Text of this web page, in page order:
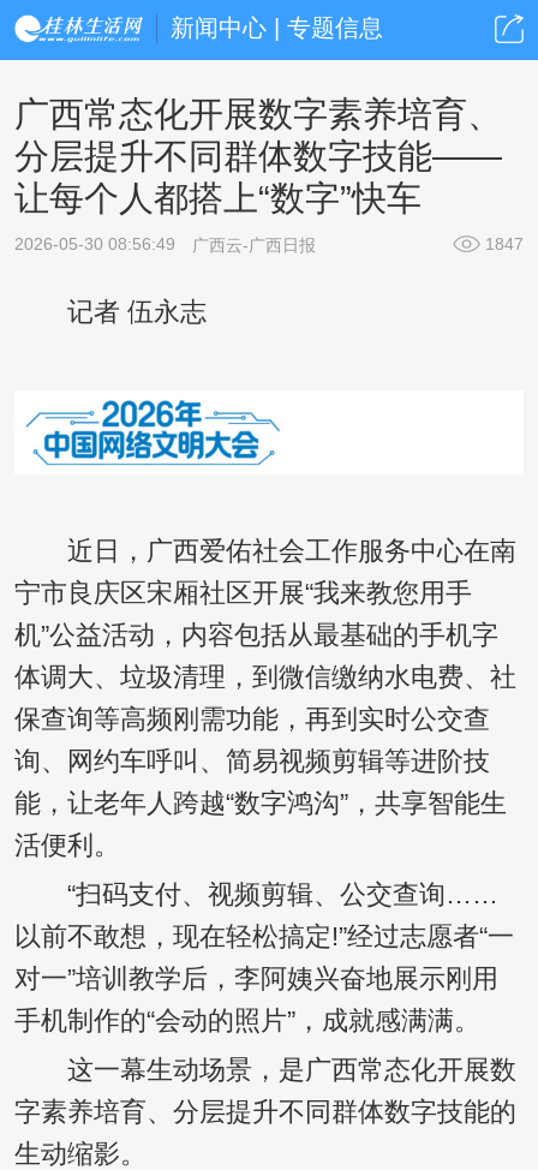
新闻中心 | 专题信息
广西常态化开展数字素养培育、
分层提升不同群体数字技能——
让每个人都搭上“数字”快车
2026-05-30 08:56:49 广西云-广西日报 1847
记者 伍永志
近日，广西爱佑社会工作服务中心在南
宁市良庆区宋厢社区开展“我来教您用手
机”公益活动，内容包括从最基础的手机字
体调大、垃圾清理，到微信缴纳水电费、社
保查询等高频刚需功能，再到实时公交查
询、网约车呼叫、简易视频剪辑等进阶技
能，让老年人跨越“数字鸿沟”，共享智能生
活便利。
“扫码支付、视频剪辑、公交查询……
以前不敢想，现在轻松搞定!”经过志愿者“一
对一”培训教学后，李阿姨兴奋地展示刚用
手机制作的“会动的照片”，成就感满满。
这一幕生动场景，是广西常态化开展数
字素养培育、分层提升不同群体数字技能的
生动缩影。